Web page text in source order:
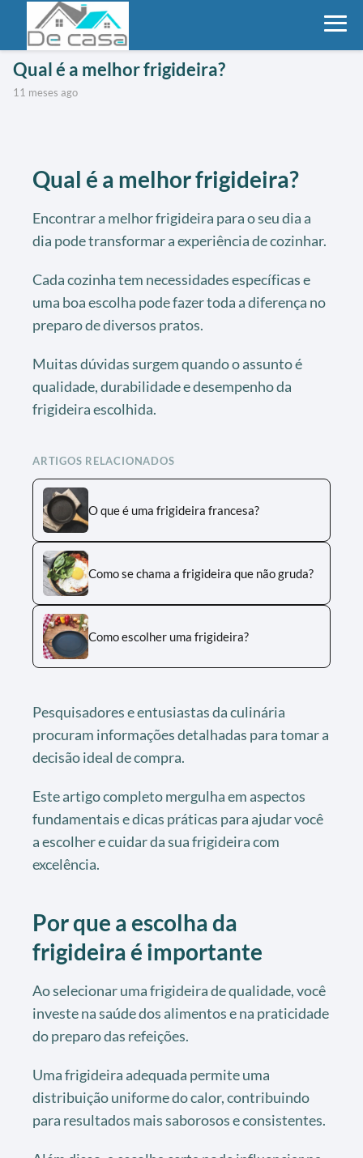
Qual é a melhor frigideira?
11 meses ago
Qual é a melhor frigideira?
Encontrar a melhor frigideira para o seu dia a
dia pode transformar a experiência de cozinhar.
Cada cozinha tem necessidades específicas e
uma boa escolha pode fazer toda a diferença no
preparo de diversos pratos.
Muitas dúvidas surgem quando o assunto é
qualidade, durabilidade e desempenho da
frigideira escolhida.
ARTIGOS RELACIONADOS
O que é uma frigideira francesa?
Como se chama a frigideira que não gruda?
Como escolher uma frigideira?
Pesquisadores e entusiastas da culinária
procuram informações detalhadas para tomar a
decisão ideal de compra.
Este artigo completo mergulha em aspectos
fundamentais e dicas práticas para ajudar você
a escolher e cuidar da sua frigideira com
excelência.
Por que a escolha da
frigideira é importante
Ao selecionar uma frigideira de qualidade, você
investe na saúde dos alimentos e na praticidade
do preparo das refeições.
Uma frigideira adequada permite uma
distribuição uniforme do calor, contribuindo
para resultados mais saborosos e consistentes.